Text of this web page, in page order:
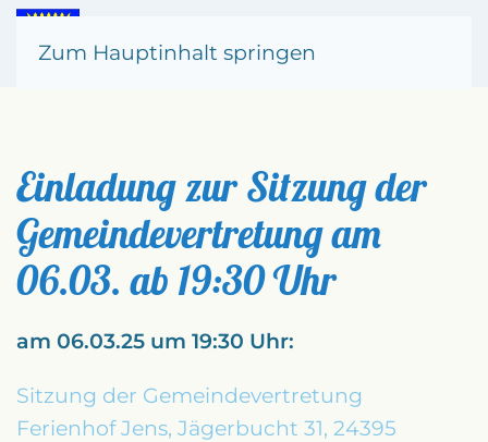
Zum Hauptinhalt springen
Einladung zur Sitzung der
Gemeindevertretung am
06.03. ab 19:30 Uhr
am 06.03.25 um 19:30 Uhr:
Sitzung der Gemeindevertretung
Ferienhof Jens, Jägerbucht 31, 24395